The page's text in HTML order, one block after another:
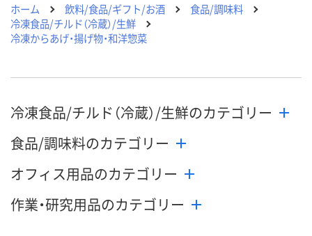
ホーム
飲料/食品/ギフト/お酒
食品/調味料
冷凍食品/チルド（冷蔵）/生鮮
冷凍からあげ・揚げ物・和洋惣菜
冷凍食品/チルド（冷蔵）/生鮮のカテゴリー
食品/調味料のカテゴリー
オフィス用品のカテゴリー
作業・研究用品のカテゴリー